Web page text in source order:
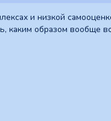
и низкой
каким образом вообще